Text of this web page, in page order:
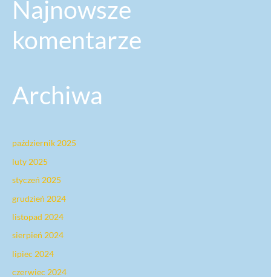
Najnowsze
komentarze
Archiwa
październik 2025
luty 2025
styczeń 2025
grudzień 2024
listopad 2024
sierpień 2024
lipiec 2024
czerwiec 2024